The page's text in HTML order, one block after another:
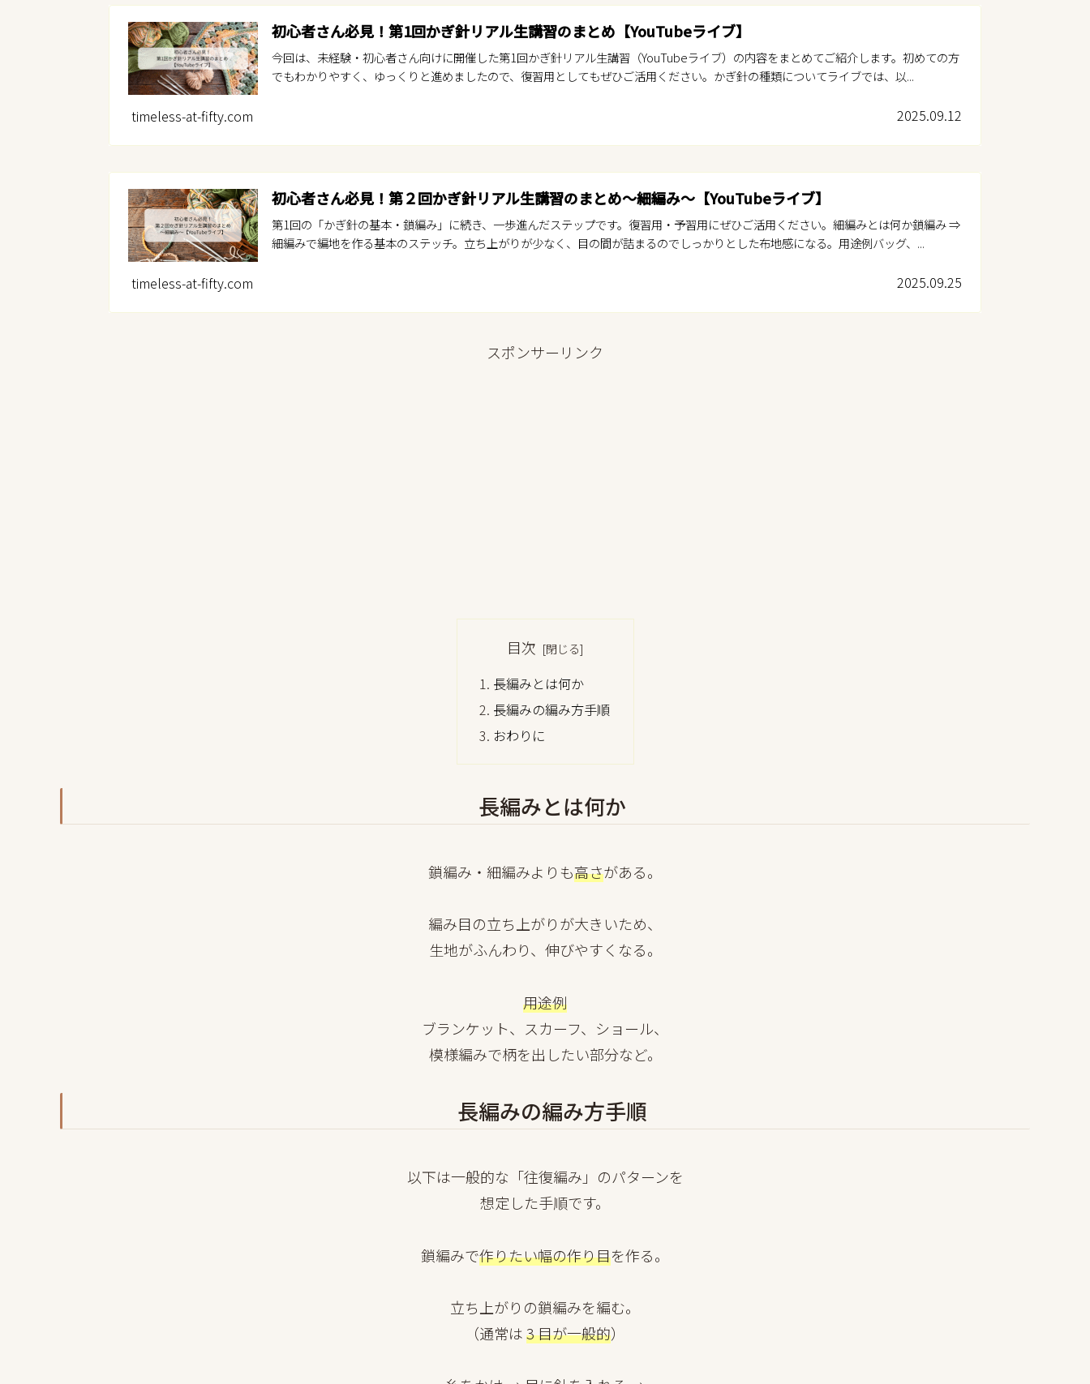
初心者さん必見！第1回かぎ針リアル生講習のまとめ【YouTubeライブ】
今回は、未経験・初心者さん向けに開催した第1回かぎ針リアル生講習（YouTubeライブ）の内容をまとめてご紹介します。初めての方
でもわかりやすく、ゆっくりと進めましたので、復習用としてもぜひご活用ください。かぎ針の種類についてライブでは、以...
timeless-at-fifty.com 2025.09.12
初心者さん必見！第２回かぎ針リアル生講習のまとめ〜細編み〜【YouTubeライブ】
第1回の「かぎ針の基本・鎖編み」に続き、一歩進んだステップです。復習用・予習用にぜひご活用ください。細編みとは何か鎖編み ⇒
細編みで編地を作る基本のステッチ。立ち上がりが少なく、目の間が詰まるのでしっかりとした布地感になる。用途例バッグ、...
timeless-at-fifty.com 2025.09.25
スポンサーリンク
目次
長編みとは何か
長編みの編み方手順
おわりに
長編みとは何か
鎖編み・細編みよりも高さがある。
編み目の立ち上がりが大きいため、
生地がふんわり、伸びやすくなる。
用途例
ブランケット、スカーフ、ショール、
模様編みで柄を出したい部分など。
長編みの編み方手順
以下は一般的な「往復編み」のパターンを
想定した手順です。
鎖編みで作りたい幅の作り目を作る。
立ち上がりの鎖編みを編む。
（通常は3 目が一般的）